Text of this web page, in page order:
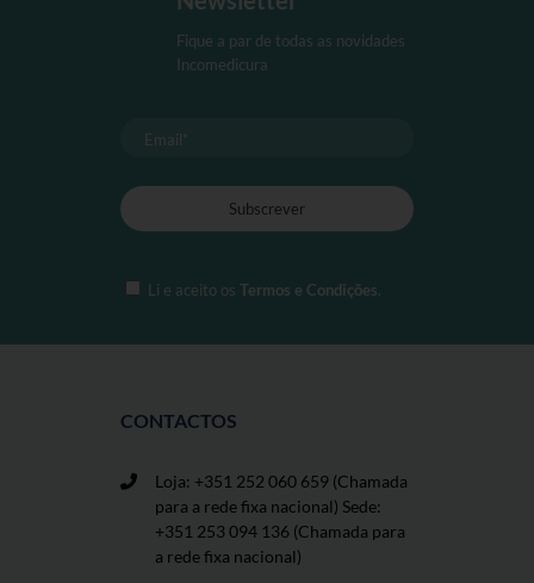
Fique a par de todas as novidades
Incomedicura
Li e aceito os Termos e Condições.
CONTACTOS
Loja: +351 252 060 659 (Chamada
para a rede fixa nacional) Sede:
+351 253 094 136 (Chamada para
a rede fixa nacional)